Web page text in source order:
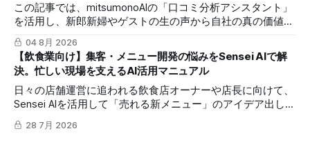
この記事では、mitsumonoAIの「口コミ分析アシスタント」
を活用し、新郎新婦やゲストの生の声から自社の真の価値を
抽出し、来館予約率（CVR）を向上させる具体的な3つのス
テップを解説します。
04 8月 2026
【飲食業向け】集客・メニュー開発の悩みをSensei AIで解
決。忙しい現場を支えるAI活用マニュアル
日々の店舗運営に追われる飲食店オーナーや店長に向けて、
Sensei AIを活用して「売れる新メニュー」のアイデア出しや
「再来店を促すSNS発信」を効率化する具体的な方法とプロ
ンプトを解説します。
28 7月 2026